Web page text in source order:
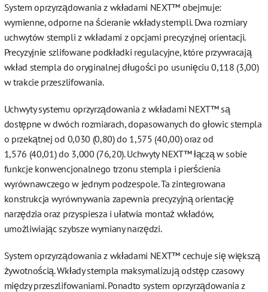
System oprzyrządowania z wkładami NEXT™ obejmuje:
wymienne, odporne na ścieranie wkłady stempli. Dwa rozmiary
uchwytów stempli z wkładami z opcjami precyzyjnej orientacji.
Precyzyjnie szlifowane podkładki regulacyjne, które przywracają
wkład stempla do oryginalnej długości po usunięciu 0,118 (3,00)
w trakcie przeszlifowania.
Uchwyty systemu oprzyrządowania z wkładami NEXT™ są
dostępne w dwóch rozmiarach, dopasowanych do głowic stempla
o przekątnej od 0,030 (0,80) do 1,575 (40,00) oraz od
1,576 (40,01) do 3,000 (76,20). Uchwyty NEXT™ łączą w sobie
funkcje konwencjonalnego trzonu stempla i pierścienia
wyrównawczego w jednym podzespole. Ta zintegrowana
konstrukcja wyrównywania zapewnia precyzyjną orientację
narzędzia oraz przyspiesza i ułatwia montaż wkładów,
umożliwiając szybsze wymiany narzędzi.
System oprzyrządowania z wkładami NEXT™ cechuje się większą
żywotnością. Wkłady stempla maksymalizują odstęp czasowy
między przeszlifowaniami. Ponadto system oprzyrządowania z